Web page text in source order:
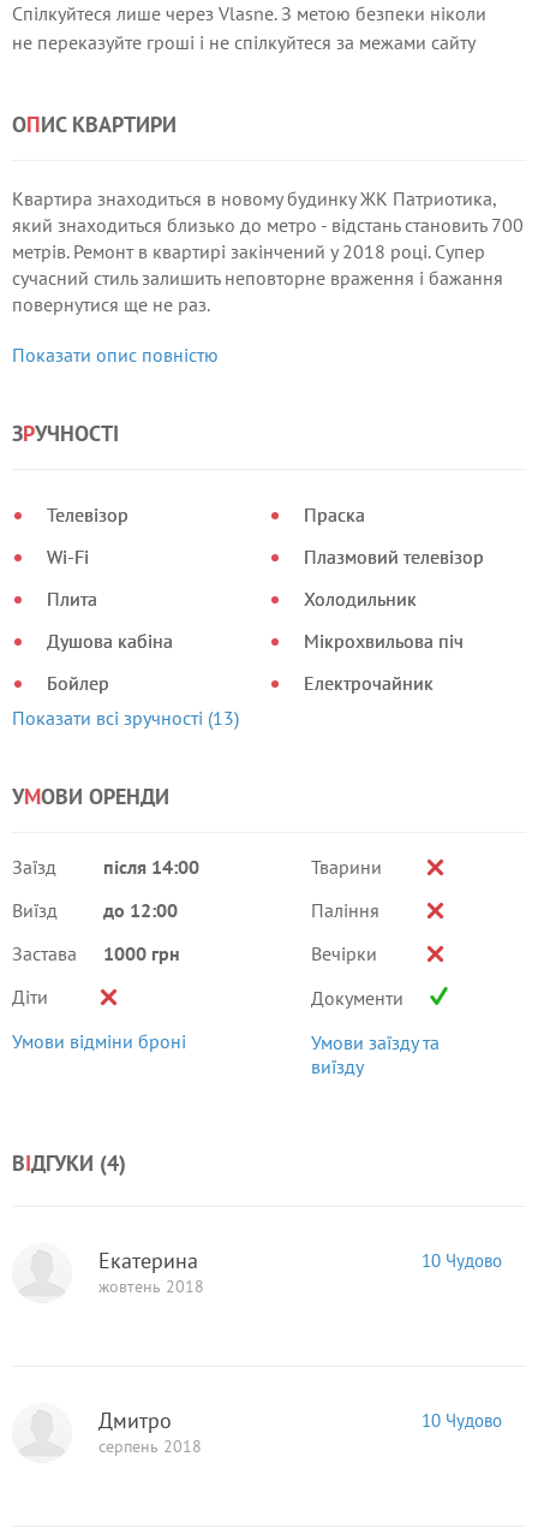
Спілкуйтеся лише через Vlasne. З метою безпеки ніколи
не переказуйте гроші і не спілкуйтеся за межами сайту
ОПИС КВАРТИРИ
Квартира знаходиться в новому будинку ЖК Патриотика,
який знаходиться близько до метро - відстань становить 700
метрів. Ремонт в квартирі закінчений у 2018 році. Супер
сучасний стиль залишить неповторне враження і бажання
повернутися ще не раз.
Позняки та Осокорки, 15 хвилин їзди до аеропорту
Показати опис повністю
ЗРУЧНОСТІ
Телевізор
Wi-Fi
Плита
Душова кабіна
Бойлер
Праска
Плазмовий телевізор
Холодильник
Мікрохвильова піч
Електрочайник
Показати всі зручності (13)
УМОВИ ОРЕНДИ
Заїзд
після 14:00
Виїзд
до 12:00
Застава
1000 грн
Діти
Умови відміни броні
Тварини
Паління
Вечірки
Документи
Умови заїзду та
виїзду
ВІДГУКИ (4)
Екатерина
жовтень 2018
10 Чудово
Дмитро
серпень 2018
10 Чудово